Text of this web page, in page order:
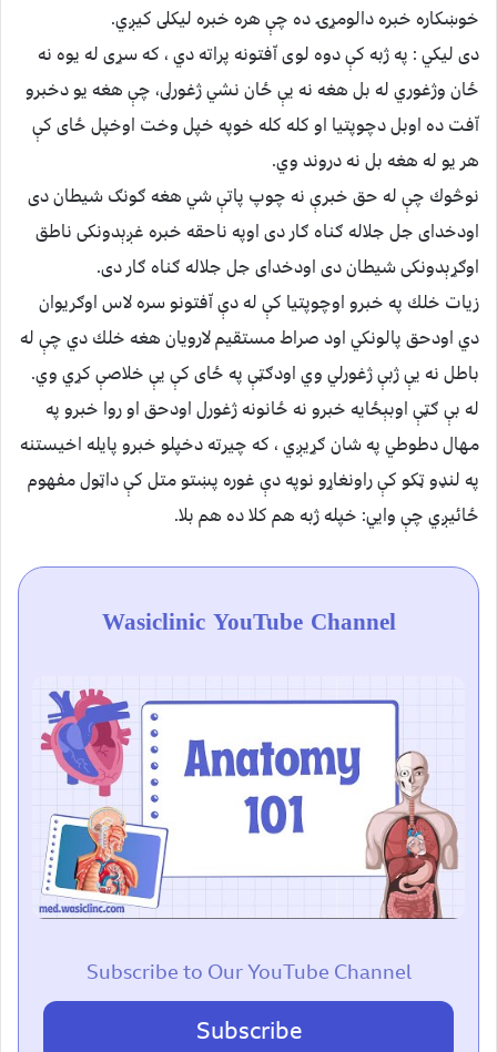
خوښكاره خبره دالومړۍ ده چې هره خبره ليكلى كيږي.
دى ليكي : په ژبه كې دوه لوى اّفتونه پراته دي ، كه سړى له يوه نه
ځان وژغوري له بل هغه نه يې ځان نشي ژغورلى، چې هغه يو دخبرو
اّفت ده اوبل دچوپتيا او كله كله خوپه خپل وخت اوخپل ځاى كې
هر يو له هغه بل نه دروند وي.
نوڅوك چې له حق خبرې نه چوپ پاتې شي هغه ګونګ شيطان دى
اودخداى جل جلاله ګناه ګار دى اوپه ناحقه خبره غږېدونكى ناطق
اوګړېدونكى شيطان دى اودخداى جل جلاله ګناه ګار دى.
زيات خلك په خبرو اوچوپتيا كې له دې اّفتونو سره لاس اوګريوان
دي اودحق پالونكي اود صراط مستقيم لارويان هغه خلك دي چې له
باطل نه يې ژبې ژغورلي وي اودګټې په ځاى كې يې خلاصې كړي وي.
له بې ګټې اوبېځايه خبرو نه ځانونه ژغورل اودحق او روا خبرو په
مهال دطوطي په شان ګړيږي ، كه چيرته دخپلو خبرو پايله اخيستنه
په لنډو ټكو كې راونغاړو نوپه دې غوره پښتو متل كې داټول مفهوم
ځائيږي چې وايي: خپله ژبه هم كلا ده هم بلا.
Wasiclinic YouTube Channel
Subscribe to Our YouTube Channel
Subscribe